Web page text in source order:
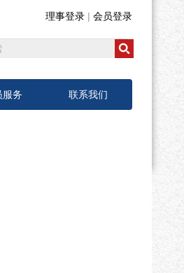
理事登录 | 会员登录
服务 联系我们